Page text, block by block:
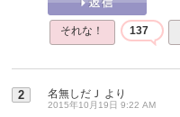
それな！ 137
2 名無しだＪ より
2015年10月19日 9:22 AM